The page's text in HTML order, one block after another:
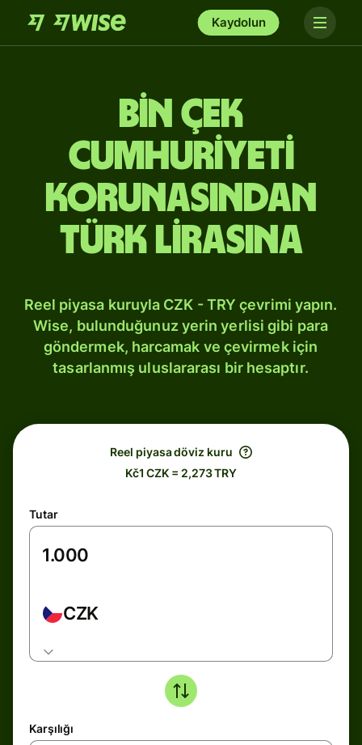
Kaydolun
bin Çek
Cumhuriyeti
korunasından
Türk lirasına
Reel piyasa kuruyla CZK - TRY çevrimi yapın.
Wise, bulunduğunuz yerin yerlisi gibi para
göndermek, harcamak ve çevirmek için
tasarlanmış uluslararası bir hesaptır.
Reel piyasa döviz kuru
Kč1 CZK = 2,273 TRY
Tutar
CZK
Karşılığı